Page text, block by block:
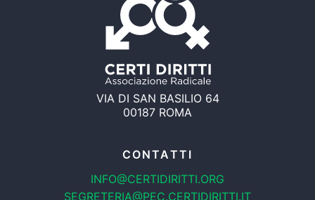
VIA DI SAN BASILIO 64
00187 ROMA
CONTATTI
INFO@CERTIDIRITTI.ORG
SEGRETERIA@PEC.CERTIDIRITTI.IT